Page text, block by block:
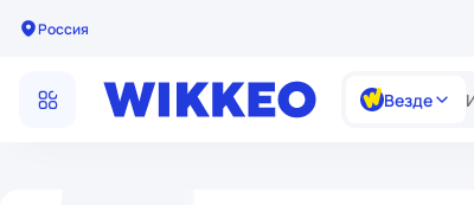
Россия
Везде